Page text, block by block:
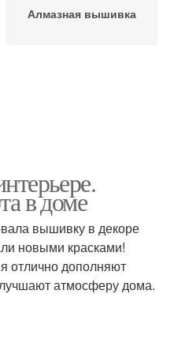
Алмазная вышивка
в доме
вышивку в декоре
новыми красками!
отлично дополняют
атмосферу дома.